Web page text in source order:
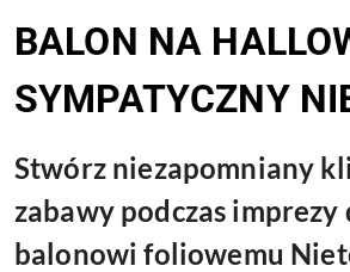
BALON NA
SYMPATYCZNY
Stwórz niezapomniany
zabawy podczas imprezy
balonowi foliowemu